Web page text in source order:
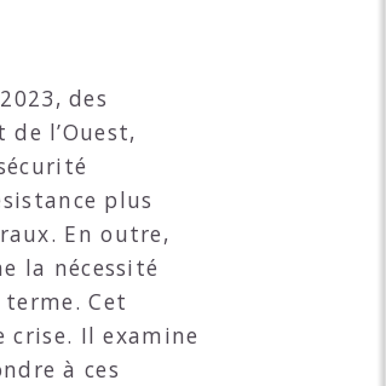
des
l’Ouest,
plus
En outre,
la nécessité
Cet
Il examine
à ces